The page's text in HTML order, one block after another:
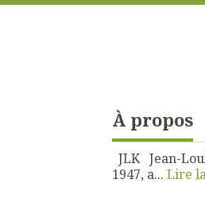
À propos
JLK Jean-
1947, a... Lire